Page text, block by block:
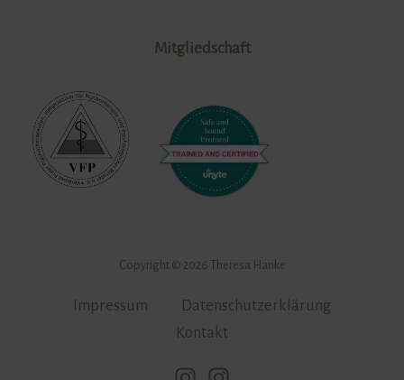
Mitgliedschaft
Copyright © 2026 Theresa Hanke
Impressum
Datenschutzerklärung
Kontakt